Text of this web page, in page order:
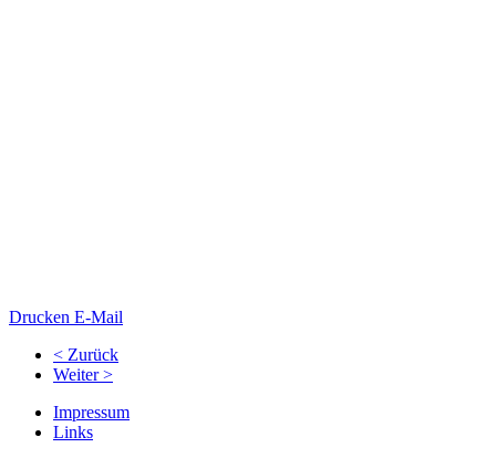
Drucken E-Mail
< Zurück
Weiter >
Impressum
Links